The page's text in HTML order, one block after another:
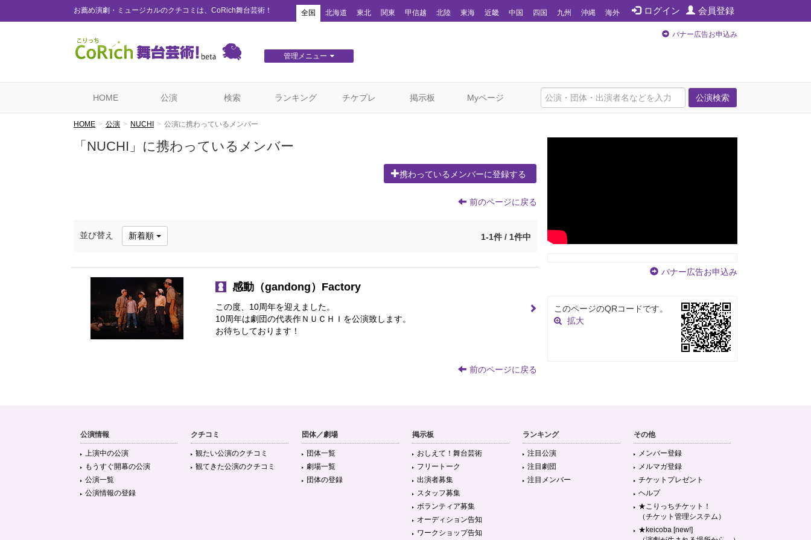
お薦め演劇・ミュージカルのクチコミは、CoRich舞台芸術！ ログイン 会員登録
全国 北海道 東北 関東 甲信越 北陸 東海 近畿 中国 四国 九州 沖縄 海外
管理メニュー
バナー広告お申込み
公演検索
HOME 公演 検索 ランキング チケプレ 掲示板 Myページ
HOME 公演 NUCHI 公演に携わっているメンバー
「NUCHI」に携わっているメンバー
携わっているメンバーに登録する
前のページに戻る
並び替え 新着順 1-1件 / 1件中
感動（gandong）Factory
この度、10周年を迎えました。
10周年は劇団の代表作ＮＵＣＨＩを公演致します。
お待ちしております！
前のページに戻る
バナー広告お申込み
このページのQRコードです。
拡大
公演情報
上演中の公演
もうすぐ開幕の公演
公演一覧
公演情報の登録
クチコミ
観たい公演のクチコミ
観てきた公演のクチコミ
団体／劇場
団体一覧
劇場一覧
団体の登録
掲示板
おしえて！舞台芸術
フリートーク
出演者募集
スタッフ募集
ボランティア募集
オーディション告知
ワークショップ告知
ランキング
注目公演
注目劇団
注目メンバー
その他
メンバー登録
メルマガ登録
チケットプレゼント
ヘルプ
★こりっちチケット！
（チケット管理システム）
★keicoba [new!]